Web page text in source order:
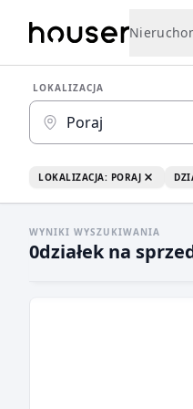
LOKALIZACJA
LOKALIZACJA: PORAJ
WYNIKI WYSZUKIWANIA
0działek na